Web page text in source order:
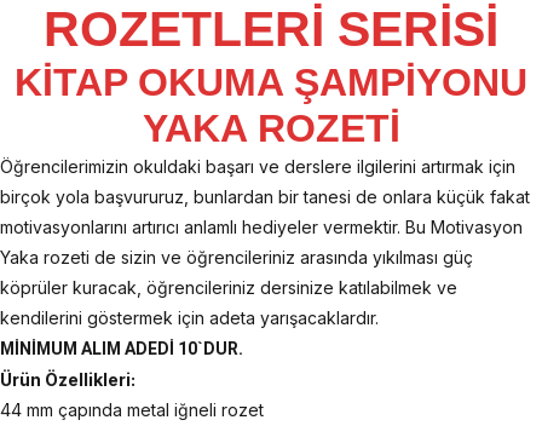
ROZETLERİ SERİSİ
KİTAP OKUMA ŞAMPİYONU
YAKA ROZETİ
Öğrencilerimizin okuldaki başarı ve derslere ilgilerini artırmak için
birçok yola başvururuz, bunlardan bir tanesi de onlara küçük fakat
motivasyonlarını artırıcı anlamlı hediyeler vermektir. Bu Motivasyon
Yaka rozeti de sizin ve öğrencileriniz arasında yıkılması güç
köprüler kuracak, öğrencileriniz dersinize katılabilmek ve
kendilerini göstermek için adeta yarışacaklardır.
MİNİMUM ALIM ADEDİ 10`DUR.
Ürün Özellikleri:
44 mm çapında metal iğneli rozet